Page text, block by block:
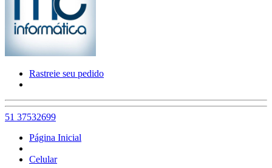
Rastreie seu pedido
51 37532699
Página Inicial
Celular